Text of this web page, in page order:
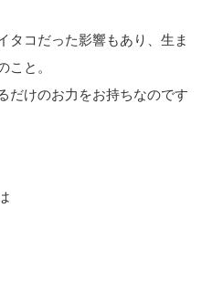
タコだった影響もあり、生ま
こと。
だけのお力をお持ちなのです